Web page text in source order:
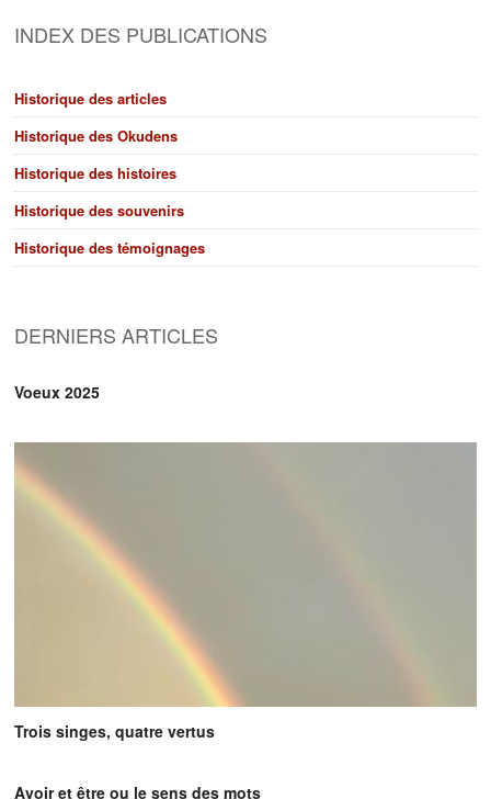
INDEX DES PUBLICATIONS
Historique des articles
Historique des Okudens
Historique des histoires
Historique des souvenirs
Historique des témoignages
DERNIERS ARTICLES
Voeux 2025
Trois singes, quatre vertus
Avoir et être ou le sens des mots